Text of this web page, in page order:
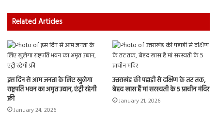
Related Articles
इस दिन से आम जनता के लिए खुलेगा
राष्ट्रपति भवन का अमृत उद्यान, एंट्री रहेगी
फ्री
January 24, 2026
उत्तराखंड की पहाड़ी से दक्षिण के तट तक,
बेहद खास हैं मां सरस्वती के 5 प्राचीन मंदिर
January 21, 2026